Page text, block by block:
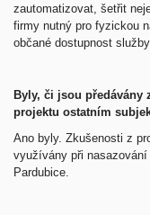
zautomatizovat, šetřit
firmy nutný pro fyzickou
občané dostupnost
Byly, či jsou předávány
projektu ostatním
Ano byly. Zkušenosti z
využívány při nasazování
Pardubice.